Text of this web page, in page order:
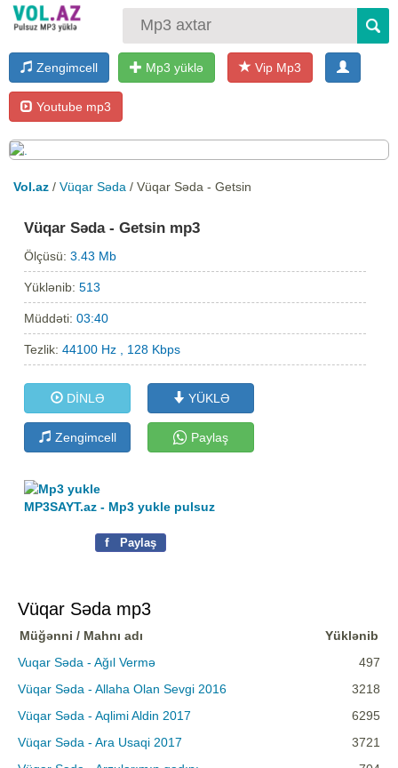
Zengimcell Mp3 yüklə Vip Mp3
Youtube mp3
Vol.az / Vüqar Səda / Vüqar Səda - Getsin
Vüqar Səda - Getsin mp3
Ölçüsü:3.43 Mb
Yüklənib:513
Müddəti:03:40
Tezlik:44100 Hz , 128 Kbps
DİNLƏ YÜKLƏ
Zengimcell Paylaş
MP3SAYT.az - Mp3 yukle pulsuz
f Paylaş
Vüqar Səda mp3
Müğənni / Mahnı adı
Yüklənib
Vuqar Səda - Ağıl Vermə
497
Vüqar Səda - Allaha Olan Sevgi 2016
3218
Vüqar Səda - Aqlimi Aldin 2017
6295
Vüqar Səda - Ara Usaqi 2017
3721